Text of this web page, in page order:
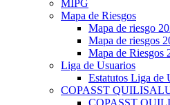
MIPG
Mapa de Riesgos
Mapa de riesgo
Mapa de riesgos
Mapa de Riesgos
Liga de Usuarios
Estatutos Liga de
COPASST
COPASST